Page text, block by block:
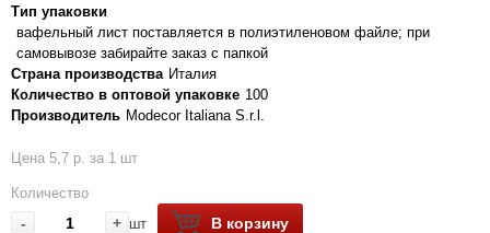
Тип упаковки
вафельный лист поставляется в полиэтиленовом файле; при
самовывозе забирайте заказ с папкой
Страна производства Италия
Количество в оптовой упаковке 100
Производитель Modecor Italiana S.r.l.
Цена 5,7 р. за 1 шт
Количество
- + шт В корзину